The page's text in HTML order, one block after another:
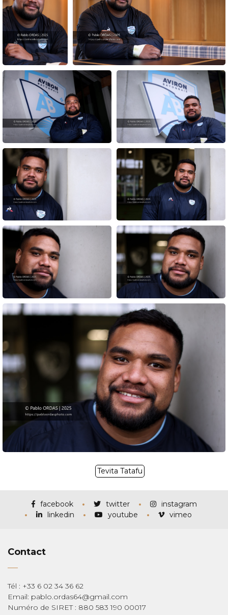
Tevita Tatafu
facebook twitter
instagram
linkedin
youtube vimeo
Contact
Tél : +33 6 02 34 36 62
Email: pablo.ordas64@gmail.com
Numéro de SIRET : 880 583 190 00017